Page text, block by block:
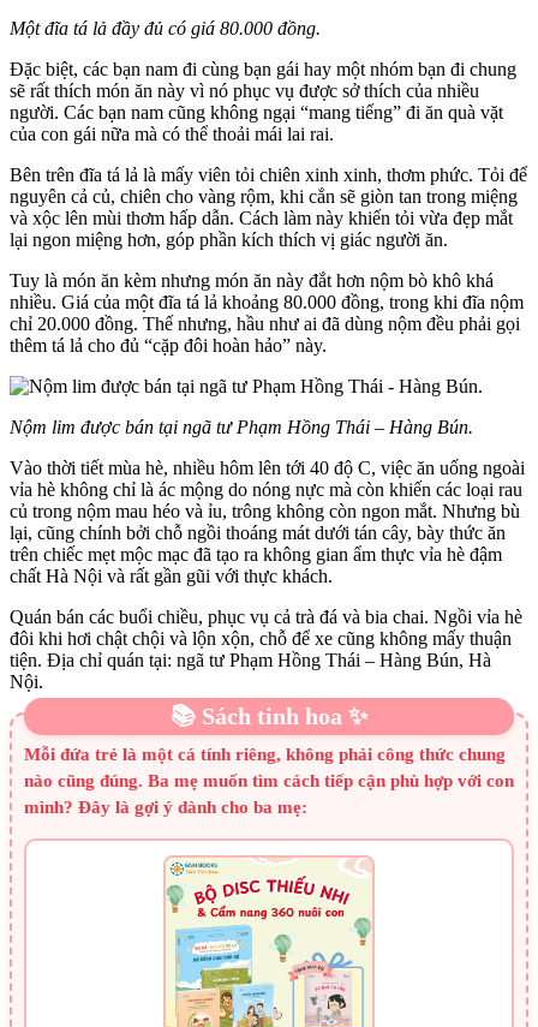
Một đĩa tá lả đầy đủ có giá 80.000 đồng.
Đặc biệt, các bạn nam đi cùng bạn gái hay một nhóm bạn đi chung
sẽ rất thích món ăn này vì nó phục vụ được sở thích của nhiều
người. Các bạn nam cũng không ngại “mang tiếng” đi ăn quà vặt
của con gái nữa mà có thể thoải mái lai rai.
Bên trên đĩa tá lả là mấy viên tỏi chiên xinh xinh, thơm phức. Tỏi để
nguyên cả củ, chiên cho vàng rộm, khi cắn sẽ giòn tan trong miệng
và xộc lên mùi thơm hấp dẫn. Cách làm này khiến tỏi vừa đẹp mắt
lại ngon miệng hơn, góp phần kích thích vị giác người ăn.
Tuy là món ăn kèm nhưng món ăn này đắt hơn nộm bò khô khá
nhiều. Giá của một đĩa tá lả khoảng 80.000 đồng, trong khi đĩa nộm
chỉ 20.000 đồng. Thế nhưng, hầu như ai đã dùng nộm đều phải gọi
thêm tá lả cho đủ “cặp đôi hoàn hảo” này.
Nộm lim được bán tại ngã tư Phạm Hồng Thái – Hàng Bún.
Vào thời tiết mùa hè, nhiều hôm lên tới 40 độ C, việc ăn uống ngoài
vỉa hè không chỉ là ác mộng do nóng nực mà còn khiến các loại rau
củ trong nộm mau héo và ỉu, trông không còn ngon mắt. Nhưng bù
lại, cũng chính bởi chỗ ngồi thoáng mát dưới tán cây, bày thức ăn
trên chiếc mẹt mộc mạc đã tạo ra không gian ẩm thực vỉa hè đậm
chất Hà Nội và rất gần gũi với thực khách.
Quán bán các buổi chiều, phục vụ cả trà đá và bia chai. Ngồi vỉa hè
đôi khi hơi chật chội và lộn xộn, chỗ để xe cũng không mấy thuận
tiện. Địa chỉ quán tại: ngã tư Phạm Hồng Thái – Hàng Bún, Hà
Nội.
📚 Sách tinh hoa ✨
Mỗi đứa trẻ là một cá tính riêng, không phải công thức chung
nào cũng đúng. Ba mẹ muốn tìm cách tiếp cận phù hợp với con
mình? Đây là gợi ý dành cho ba mẹ: